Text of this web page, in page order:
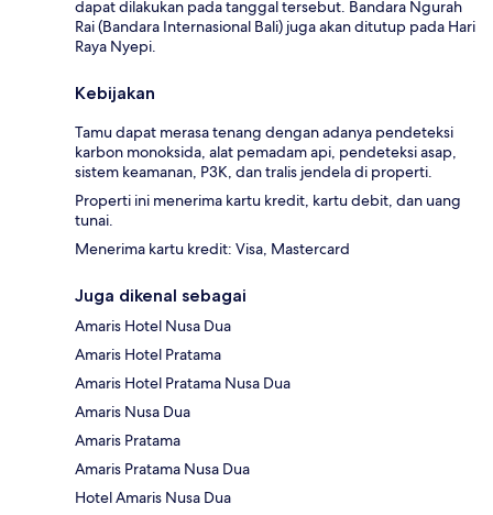
dapat dilakukan pada tanggal tersebut. Bandara Ngurah
Rai (Bandara Internasional Bali) juga akan ditutup pada Hari
Raya Nyepi.
Kebijakan
Tamu dapat merasa tenang dengan adanya pendeteksi
karbon monoksida, alat pemadam api, pendeteksi asap,
sistem keamanan, P3K, dan tralis jendela di properti.
Properti ini menerima kartu kredit, kartu debit, dan uang
tunai.
Menerima kartu kredit: Visa, Mastercard
Juga dikenal sebagai
Amaris Hotel Nusa Dua
Amaris Hotel Pratama
Amaris Hotel Pratama Nusa Dua
Amaris Nusa Dua
Amaris Pratama
Amaris Pratama Nusa Dua
Hotel Amaris Nusa Dua